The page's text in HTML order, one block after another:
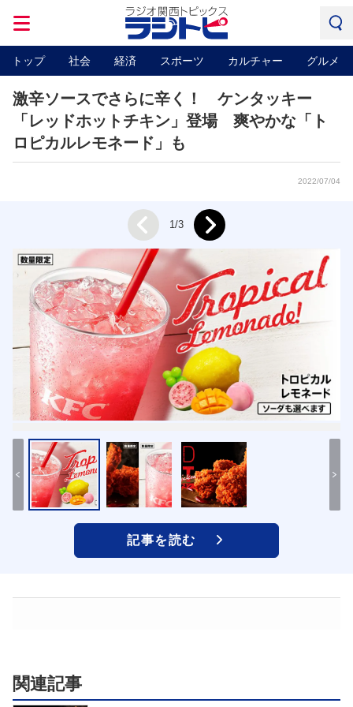
トップ 社会 経済 スポーツ カルチャー グルメ
激辛ソースでさらに辛く！ ケンタッキー
「レッドホットチキン」登場 爽やかな「ト
ロピカルレモネード」も
2022/07/04
Prev 1/3 Next
記事を読む
関連記事